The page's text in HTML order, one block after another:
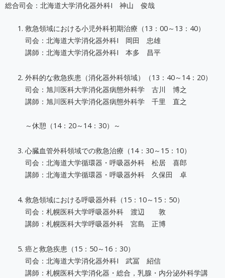
総合司会：北海道大学消化器外科I 神山 俊哉
救急領域における小児外科初期治療（13：00～13：40）
司会：北海道大学消化器外科I 岡田 忠雄
講師：北海道大学消化器外科I 本多 昌平
外科的な救急疾患（消化器外科領域）（13：40～14：20）
司会：旭川医科大学消化器病態外科学 古川 博之
講師：旭川医科大学消化器病態外科学 千里 直之
～休憩（14：20～14：30）～
心臓血管外科領域での救急治療（14：30～15：10）
司会：北海道大学循環器・呼吸器外科 松居 喜郎
講師：北海道大学循環器・呼吸器外科 久保田 卓
救急領域における呼吸器外科（15：10～15：50）
司会：札幌医科大学呼吸器外科 渡辺 敦
講師：札幌医科大学呼吸器外科 宮島 正博
癌と救急疾患（15：50～16：30）
司会：北海道大学消化器外科I 武冨 紹信
講師：札幌医科大学消化器・総合，乳腺・内分泌外科学講